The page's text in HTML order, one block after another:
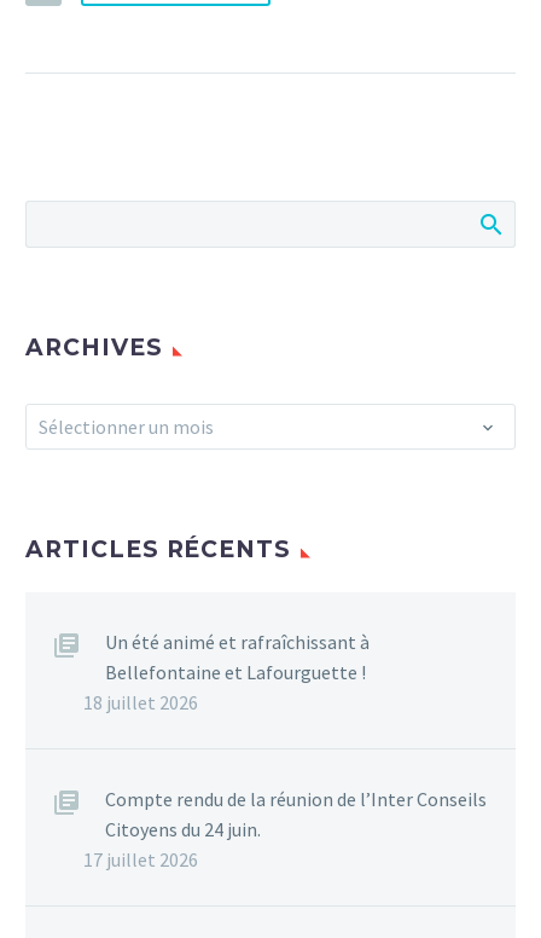
ARCHIVES
Archives
Sélectionner un mois
ARTICLES RÉCENTS
Un été animé et rafraîchissant à
Bellefontaine et Lafourguette !
18 juillet 2026
Compte rendu de la réunion de l’Inter Conseils
Citoyens du 24 juin.
17 juillet 2026